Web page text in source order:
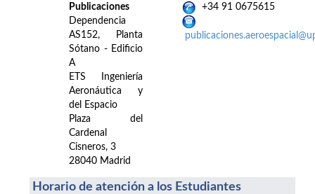
Publicaciones
Dependencia
AS152, Planta
Sótano - Edificio
A
ETS Ingeniería
Aeronáutica y
del Espacio
Plaza del
Cardenal
Cisneros, 3
28040 Madrid
+34 91 0675615
Horario de atención a los Estudiantes